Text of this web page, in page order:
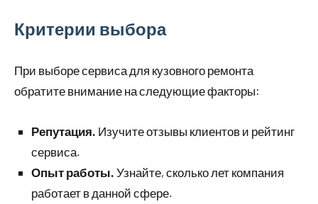
Критерии выбора
При выборе сервиса для кузовного ремонта
обратите внимание на следующие факторы:
Репутация. Изучите отзывы клиентов и рейтинг
сервиса.
Опыт работы. Узнайте, сколько лет компания
работает в данной сфере.